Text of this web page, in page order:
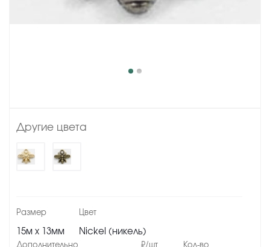
Другие цвета
15м х 13мм Nickel (никель)